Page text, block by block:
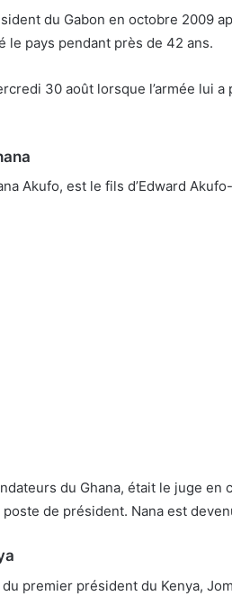
du Gabon en octobre 2009
le pays pendant près de 42 ans.
30 août lorsque l’armée lui a
Akufo, est le fils d’Edward
du Ghana, était le juge
poste de président. Nana est
premier président du Kenya,